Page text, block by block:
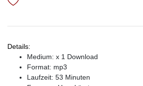
Details:
Medium: x 1 Download
Format: mp3
Laufzeit: 53 Minuten